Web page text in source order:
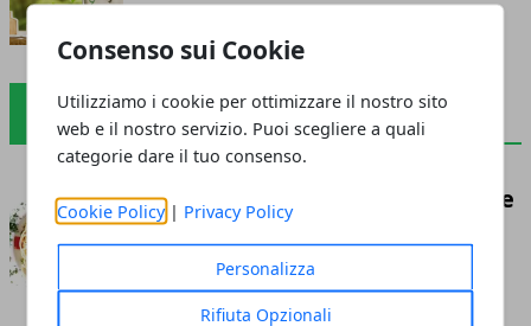
Consenso sui Cookie
Utilizziamo i cookie per ottimizzare il nostro sito
web e il nostro servizio. Puoi scegliere a quali
categorie dare il tuo consenso.
Cookie Policy | Privacy Policy
Personalizza
Rifiuta Opzionali
SALUTE E BENESSERE
Il ritorno alle origini: riscoprire le
ricette povere della tradizione
romana per il cenone moderno